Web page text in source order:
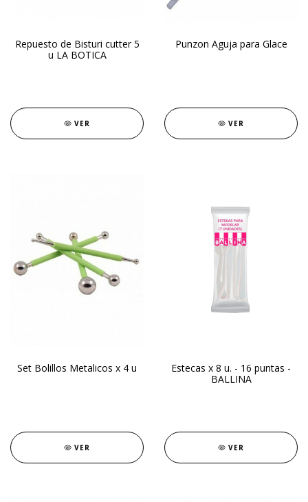
Repuesto de Bisturi cutter 5
u LA BOTICA
VER
Punzon Aguja para Glace
VER
Set Bolillos Metalicos x 4 u
VER
Estecas x 8 u. - 16 puntas -
BALLINA
VER